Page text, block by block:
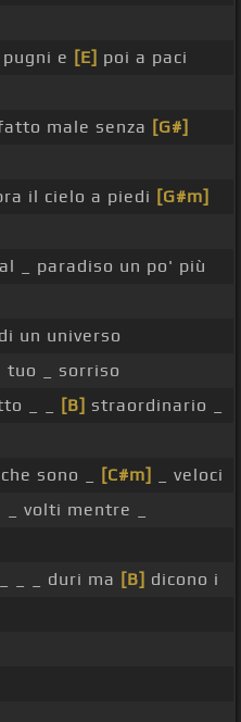
e [E] poi a paci
male senza [G#]
il cielo a piedi [G#m]
_ paradiso un po' più
un universo
tuo _ sorriso
_ _ [B] straordinario _
sono _ [C#m]
_ veloci
_ volti mentre _
_ _ _ duri ma [B] dicono i